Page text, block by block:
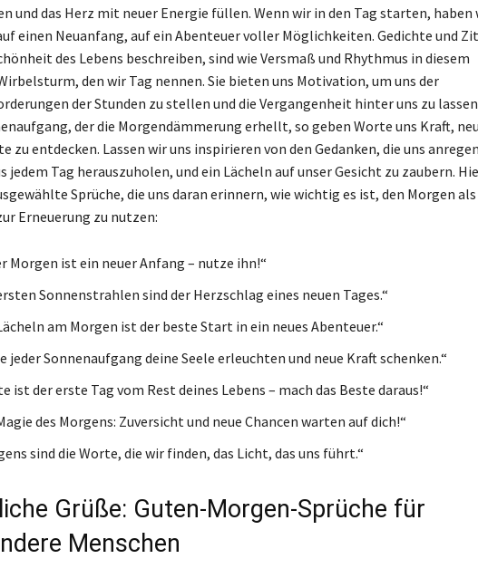
und das Herz mit neuer Energie füllen. Wenn wir in den Tag starten, haben
einen Neuanfang, auf ein Abenteuer voller Möglichkeiten. Gedichte und
des Lebens beschreiben, sind wie Versmaß und Rhythmus in diesem
den wir Tag nennen. Sie bieten uns Motivation, um uns der
der Stunden zu stellen und die Vergangenheit hinter uns zu
der die Morgendämmerung erhellt, so geben Worte uns Kraft,
zu entdecken. Lassen wir uns inspirieren von den Gedanken, die uns
jedem Tag herauszuholen, und ein Lächeln auf unser Gesicht zu zaubern.
Sprüche, die uns daran erinnern, wie wichtig es ist, den Morgen als
Erneuerung zu nutzen:
Morgen ist ein neuer Anfang – nutze ihn!“
ersten Sonnenstrahlen sind der Herzschlag eines neuen Tages.“
Lächeln am Morgen ist der beste Start in ein neues Abenteuer.“
jeder Sonnenaufgang deine Seele erleuchten und neue Kraft schenken.“
ist der erste Tag vom Rest deines Lebens – mach das Beste daraus!“
Magie des Morgens: Zuversicht und neue Chancen warten auf dich!“
sind die Worte, die wir finden, das Licht, das uns führt.“
Grüße: Guten-Morgen-Sprüche für
Menschen